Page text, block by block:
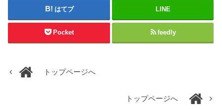
はてブ LINE
Pocket feedly
トップページへ
トップページへ